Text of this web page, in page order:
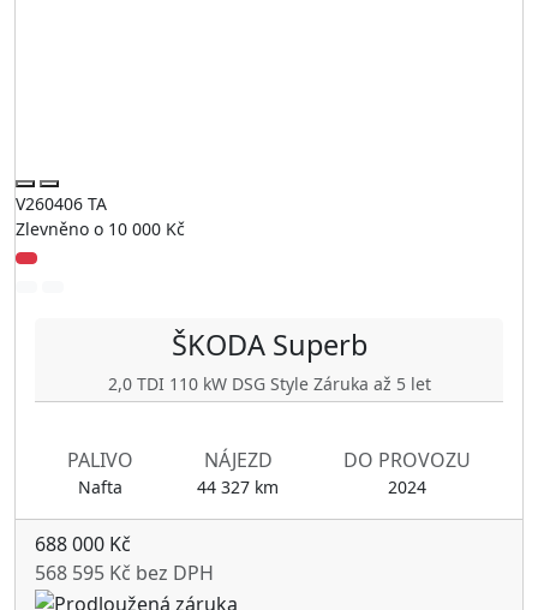
V260406 TA
Zlevněno o 10 000 Kč
ŠKODASuperb
2,0 TDI 110 kW DSG Style Záruka až 5 let
PALIVO
Nafta
NÁJEZD
44 327 km
DO PROVOZU
2024
688 000 Kč
568 595 Kč bez DPH